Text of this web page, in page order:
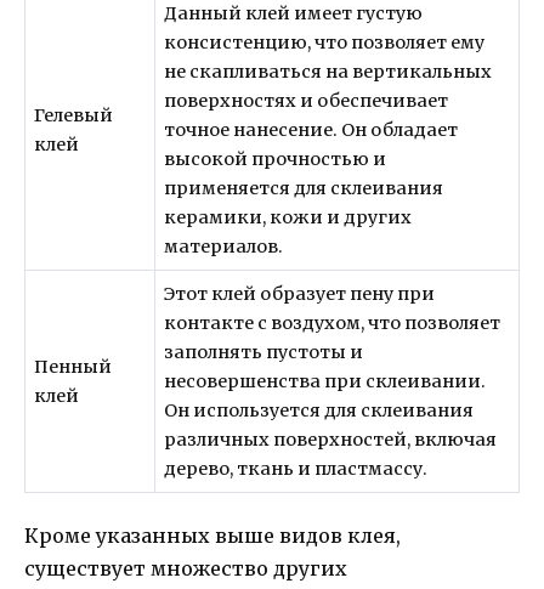
Гелевый
клей
Данный клей имеет густую
консистенцию, что позволяет ему
не скапливаться на вертикальных
поверхностях и обеспечивает
точное нанесение. Он обладает
высокой прочностью и
применяется для склеивания
керамики, кожи и других
материалов.
Пенный
клей
Этот клей образует пену при
контакте с воздухом, что позволяет
заполнять пустоты и
несовершенства при склеивании.
Он используется для склеивания
различных поверхностей, включая
дерево, ткань и пластмассу.
Кроме указанных выше видов клея,
существует множество других